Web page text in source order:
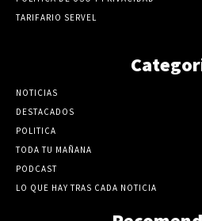
TARIFARIO SERVEL
NOTICIAS
DESTACADOS
POLITICA
TODA TU MAÑANA
PODCAST
LO QUE HAY TRAS CADA NOTICIA